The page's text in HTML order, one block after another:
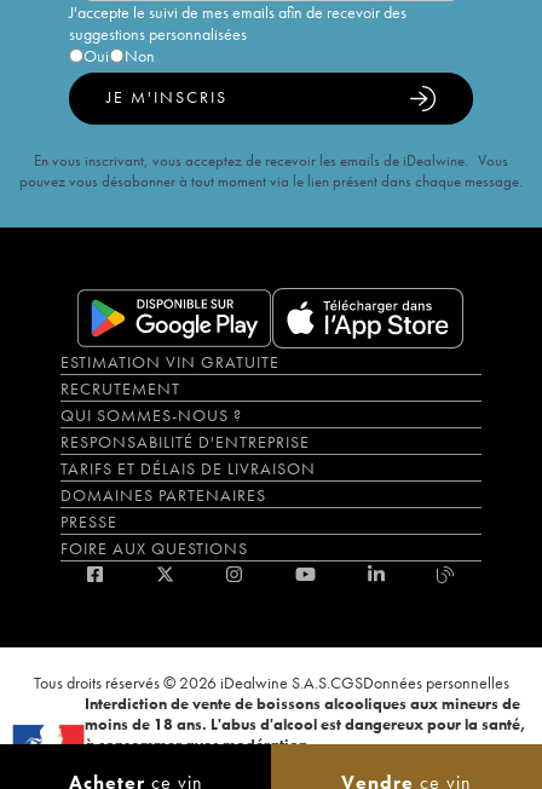
Acheter ce vin Vendre ce vin
J'accepte le suivi de mes emails afin de recevoir des
suggestions personnalisées
Oui
Non
JE M'INSCRIS
En vous inscrivant, vous acceptez de recevoir les emails de iDealwine. Vous
pouvez vous désabonner à tout moment via le lien présent dans chaque message.
ESTIMATION VIN GRATUITE
RECRUTEMENT
QUI SOMMES-NOUS ?
RESPONSABILITÉ D'ENTREPRISE
TARIFS ET DÉLAIS DE LIVRAISON
DOMAINES PARTENAIRES
PRESSE
FOIRE AUX QUESTIONS
Tous droits réservés © 2026 iDealwine S.A.S.CGSDonnées personnelles
Interdiction de vente de boissons alcooliques aux mineurs de
moins de 18 ans. L'abus d'alcool est dangereux pour la santé,
à consommer avec modération.